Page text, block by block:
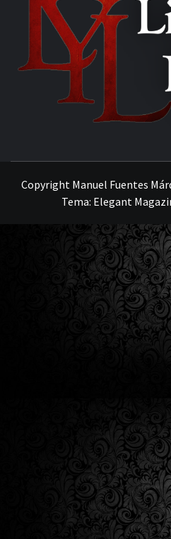
Copyright Manuel Fuentes
Tema: Elegant